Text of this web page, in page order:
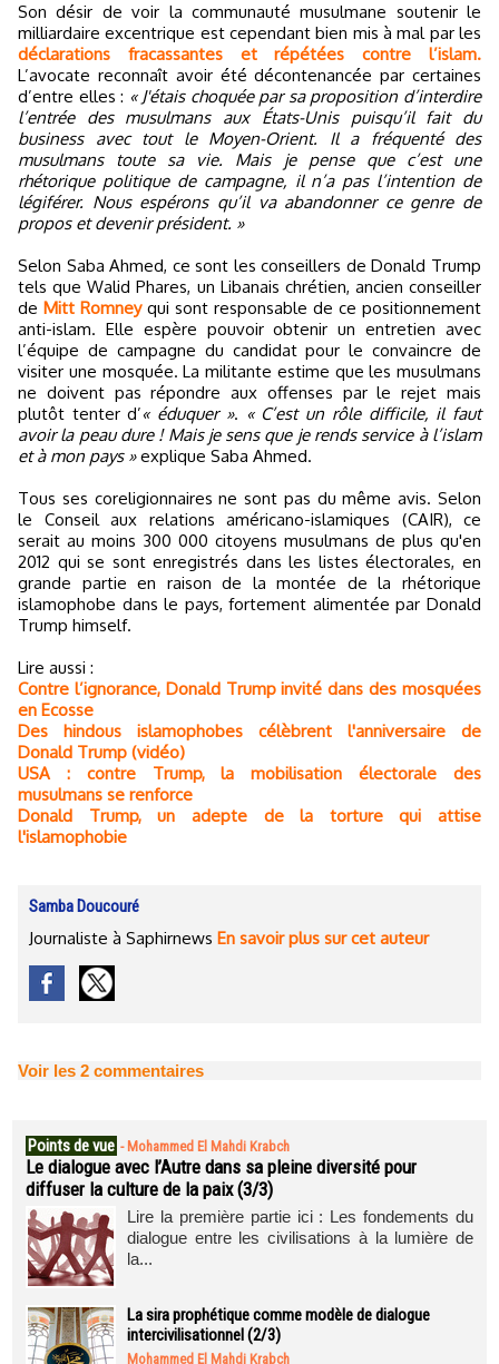
Son désir de voir la communauté musulmane soutenir le
milliardaire excentrique est cependant bien mis à mal par les
déclarations fracassantes et répétées contre l’islam.
L’avocate reconnaît avoir été décontenancée par certaines
d’entre elles : « J'étais choquée par sa proposition d’interdire
l’entrée des musulmans aux États-Unis puisqu’il fait du
business avec tout le Moyen-Orient. Il a fréquenté des
musulmans toute sa vie. Mais je pense que c’est une
rhétorique politique de campagne, il n’a pas l’intention de
légiférer. Nous espérons qu’il va abandonner ce genre de
propos et devenir président. »
Selon Saba Ahmed, ce sont les conseillers de Donald Trump
tels que Walid Phares, un Libanais chrétien, ancien conseiller
de Mitt Romneyqui sont responsable de ce positionnement
anti-islam. Elle espère pouvoir obtenir un entretien avec
l’équipe de campagne du candidat pour le convaincre de
visiter une mosquée. La militante estime que les musulmans
ne doivent pas répondre aux offenses par le rejet mais
plutôt tenter d’« éduquer ». « C’est un rôle difficile, il faut
avoir la peau dure ! Mais je sens que je rends service à l’islam
et à mon pays »explique Saba Ahmed.
Tous ses coreligionnaires ne sont pas du même avis. Selon
le Conseil aux relations américano-islamiques (CAIR), ce
serait au moins 300 000 citoyens musulmans de plus qu'en
2012 qui se sont enregistrés dans les listes électorales, en
grande partie en raison de la montée de la rhétorique
islamophobe dans le pays, fortement alimentée par Donald
Trump himself.
Lire aussi :
Contre l’ignorance, Donald Trump invité dans des mosquées
en Ecosse
Des hindous islamophobes célèbrent l'anniversaire de
Donald Trump (vidéo)
USA : contre Trump, la mobilisation électorale des
musulmans se renforce
Donald Trump, un adepte de la torture qui attise
l'islamophobie
Samba Doucouré
Journaliste à Saphirnews En savoir plus sur cet auteur
Voir les 2 commentaires
Points de vue - Mohammed El Mahdi Krabch
Le dialogue avec l’Autre dans sa pleine diversité pour
diffuser la culture de la paix (3/3)
Lire la première partie ici : Les fondements du
dialogue entre les civilisations à la lumière de
la...
La sira prophétique comme modèle de dialogue
intercivilisationnel (2/3)
Mohammed El Mahdi Krabch